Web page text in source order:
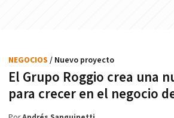
El Grupo Roggio crea una
para crecer en el negocio
NEGOCIOS / Nuevo proyecto